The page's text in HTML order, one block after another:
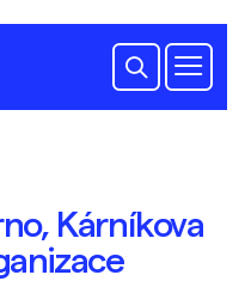
Kárníkova